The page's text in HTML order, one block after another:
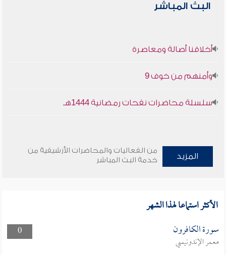
البث المباشر
أخلاقنا أصالة ومعاصرة
وأمنهم من خوف 9
سلسلة محاضرات نفحات رمضانية 1444هـ
المزيد
من الفعاليات والمحاضرات الأرشيفية من
خدمة البث المباشر
الأكثر استماعا لهذا الشهر
0 سورة الكافرون
معمر الإندونيسي